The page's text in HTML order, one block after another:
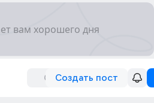
Создать пост